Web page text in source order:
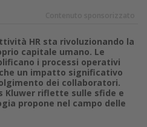
HR sta rivoluzionando la
capitale umano. Le
i processi operativi
un impatto significativo
dei collaboratori.
Kluwer riflette sulle sfide e
propone nel campo delle